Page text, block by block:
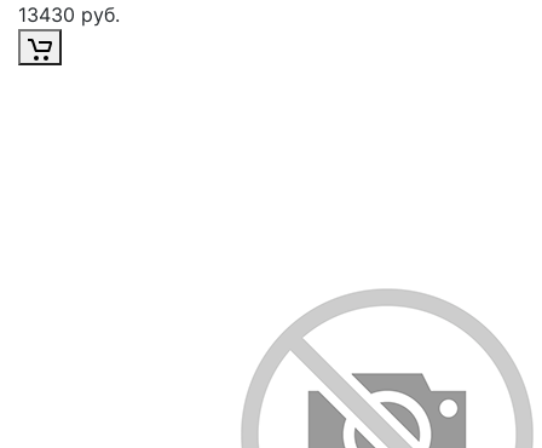
13430 руб.